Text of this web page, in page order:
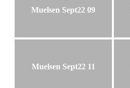
Muelsen Sept22 09
Muelsen Sept22 11